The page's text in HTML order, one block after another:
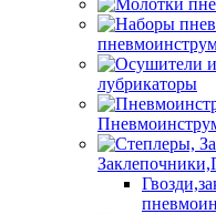
лубрикаторы